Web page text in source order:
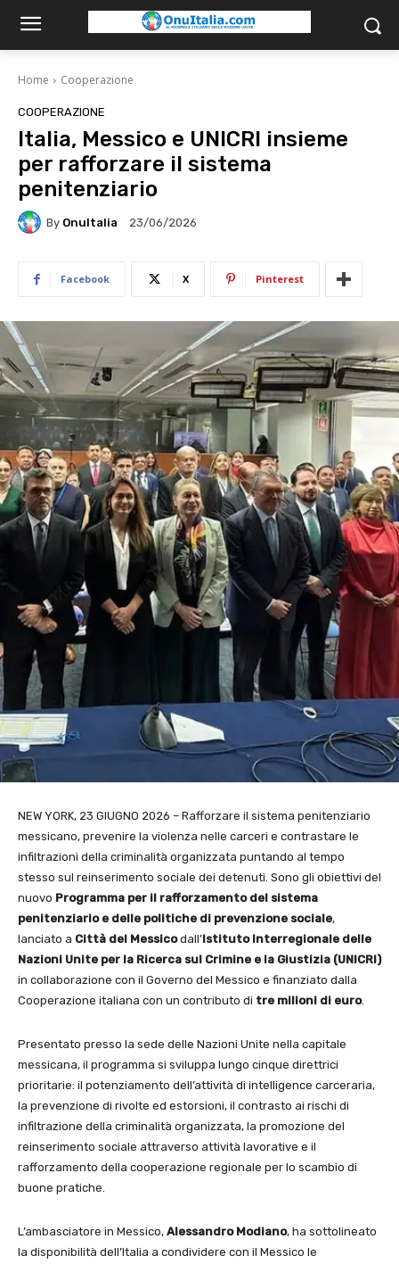
Home Cooperazione
COOPERAZIONE
Italia, Messico e UNICRI insieme
per rafforzare il sistema
penitenziario
By OnuItalia 23/06/2026
Facebook X Pinterest
NEW YORK, 23 GIUGNO 2026 – Rafforzare il sistema penitenziario
messicano, prevenire la violenza nelle carceri e contrastare le
infiltrazioni della criminalità organizzata puntando al tempo
stesso sul reinserimento sociale dei detenuti. Sono gli obiettivi del
nuovo Programma per il rafforzamento del sistema
penitenziario e delle politiche di prevenzione sociale,
lanciato a Città del Messicodall’Istituto Interregionale delle
Nazioni Unite per la Ricerca sul Crimine e la Giustizia (UNICRI)
in collaborazione con il Governo del Messico e finanziato dalla
Cooperazione italiana con un contributo di tre milioni di euro.
Presentato presso la sede delle Nazioni Unite nella capitale
messicana, il programma si sviluppa lungo cinque direttrici
prioritarie: il potenziamento dell’attività di intelligence carceraria,
la prevenzione di rivolte ed estorsioni, il contrasto ai rischi di
infiltrazione della criminalità organizzata, la promozione del
reinserimento sociale attraverso attività lavorative e il
rafforzamento della cooperazione regionale per lo scambio di
buone pratiche.
L’ambasciatore in Messico, Alessandro Modiano, ha sottolineato
la disponibilità dell’Italia a condividere con il Messico le